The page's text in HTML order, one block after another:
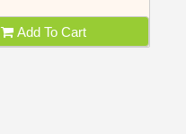
Add To Cart